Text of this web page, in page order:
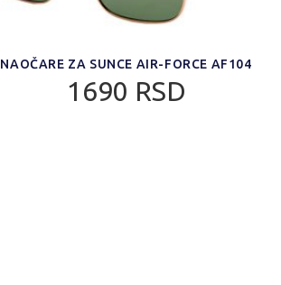
NAOČARE ZA SUNCE AIR-FORCE AF104
1690 RSD